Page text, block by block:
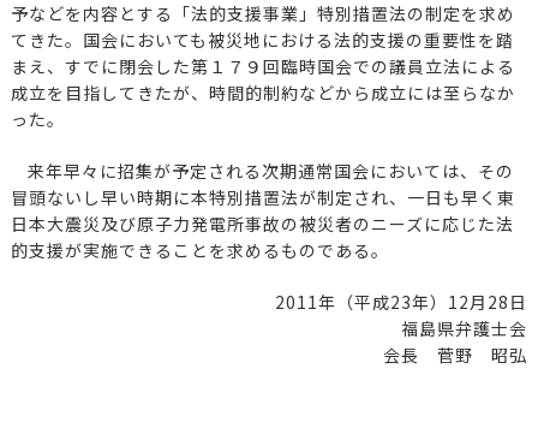
予などを内容とする「法的支援事業」特別措置法の制定を求め
てきた。国会においても被災地における法的支援の重要性を踏
まえ、すでに閉会した第１７９回臨時国会での議員立法による
成立を目指してきたが、時間的制約などから成立には至らなか
った。
来年早々に招集が予定される次期通常国会においては、その
冒頭ないし早い時期に本特別措置法が制定され、一日も早く東
日本大震災及び原子力発電所事故の被災者のニーズに応じた法
的支援が実施できることを求めるものである。
2011年（平成23年）12月28日
福島県弁護士会
会長 菅野 昭弘